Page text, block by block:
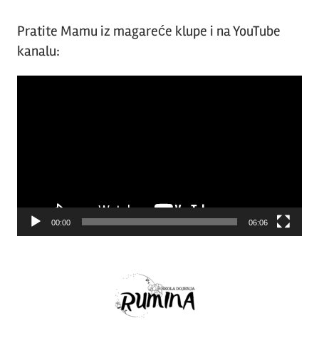
Pratite Mamu iz magareće klupe i na YouTube
kanalu:
00:00 06:06